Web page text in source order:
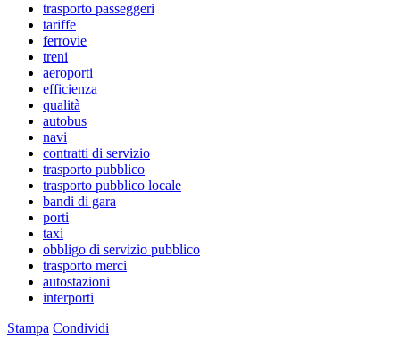
trasporto passeggeri
tariffe
ferrovie
treni
aeroporti
efficienza
qualità
autobus
navi
contratti di servizio
trasporto pubblico
trasporto pubblico locale
bandi di gara
porti
taxi
obbligo di servizio pubblico
trasporto merci
autostazioni
interporti
Stampa Condividi